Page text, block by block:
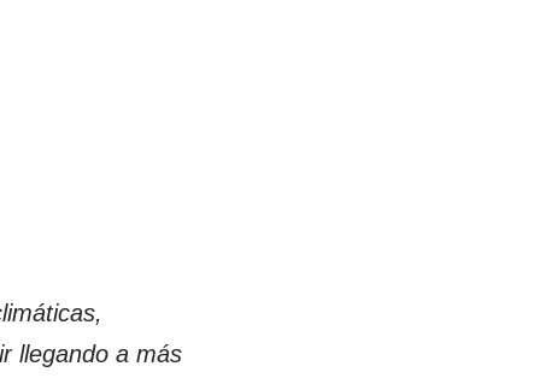
llegando a más